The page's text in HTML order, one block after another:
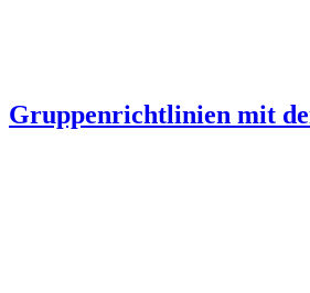
Gruppenrichtlinien mit